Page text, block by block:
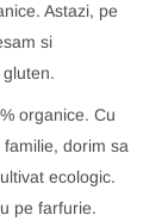
Astazi, pe
si
organice. Cu
dorim sa
ecologic.
pe farfurie.